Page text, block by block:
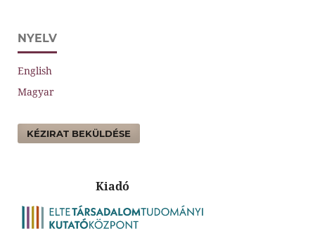
NYELV
English
Magyar
KÉZIRAT BEKÜLDÉSE
Kiadó